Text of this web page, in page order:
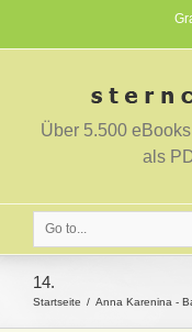
Über 5.500
als
Go to...
14.
Startseite Anna Karenina -